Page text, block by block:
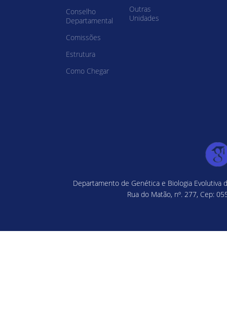
Conselho
Departamental
Comissões
Estrutura
Como Chegar
Outras
Unidades
Departamento de Genética e Biologia Evolutiva
Rua do Matão, nº. 277, Cep: